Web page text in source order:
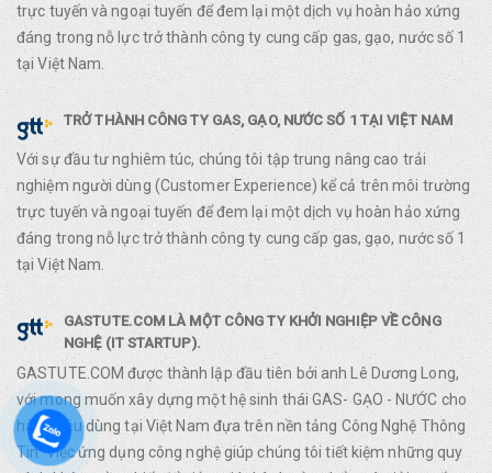
trực tuyến và ngoại tuyến để đem lại một dịch vụ hoàn hảo xứng
đáng trong nỗ lực trở thành công ty cung cấp gas, gạo, nước số 1
tại Việt Nam.
TRỞ THÀNH CÔNG TY GAS, GẠO, NƯỚC SỐ 1 TẠI VIỆT NAM
Với sự đầu tư nghiêm túc, chúng tôi tập trung nâng cao trải
nghiệm người dùng (Customer Experience) kể cả trên môi trường
trực tuyến và ngoại tuyến để đem lại một dịch vụ hoàn hảo xứng
đáng trong nỗ lực trở thành công ty cung cấp gas, gạo, nước số 1
tại Việt Nam.
GASTUTE.COM LÀ MỘT CÔNG TY KHỞI NGHIỆP VỀ CÔNG
NGHỆ (IT STARTUP).
GASTUTE.COM được thành lập đầu tiên bởi anh Lê Dương Long,
với mong muốn xây dựng một hệ sinh thái GAS- GẠO - NƯỚC cho
hàng tiêu dùng tại Việt Nam đựa trên nền tảng Công Nghệ Thông
Tin. Việc ứng dụng công nghệ giúp chúng tôi tiết kiệm những quy